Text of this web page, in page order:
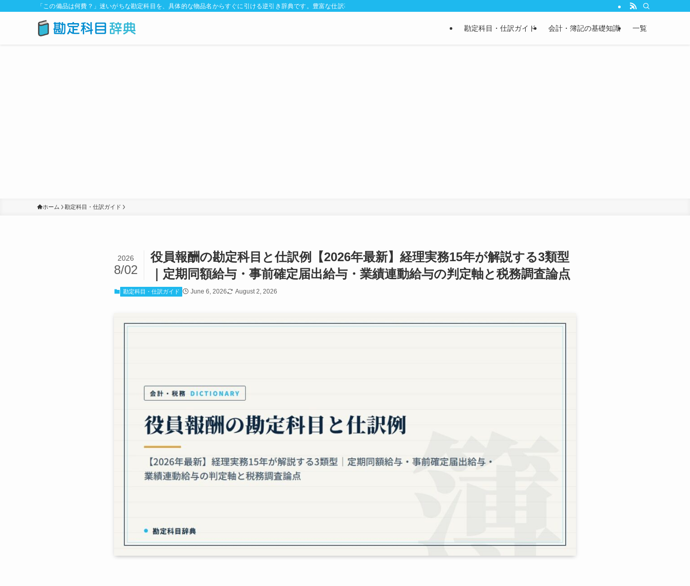
「この備品は何費？」迷いがちな勘定科目を、具体的な物品名からすぐに引ける逆引き辞典です。豊富な仕訳事例と判断に迷う経費区分のポイントを解説。さらに、実務で使える英文会計用語やBS/PL科目の英語表記も完全網羅。
勘定科目・仕訳ガイド 会計・簿記の基礎知識 一覧
ホーム 勘定科目・仕訳ガイド
役員報酬の勘定科目と仕訳例【2026年最新】経理実務15年が解説する3類型
｜定期同額給与・事前確定届出給与・業績連動給与の判定軸と税務調査論点
2026
8/02
勘定科目・仕訳ガイド June 6, 2026 August 2, 2026